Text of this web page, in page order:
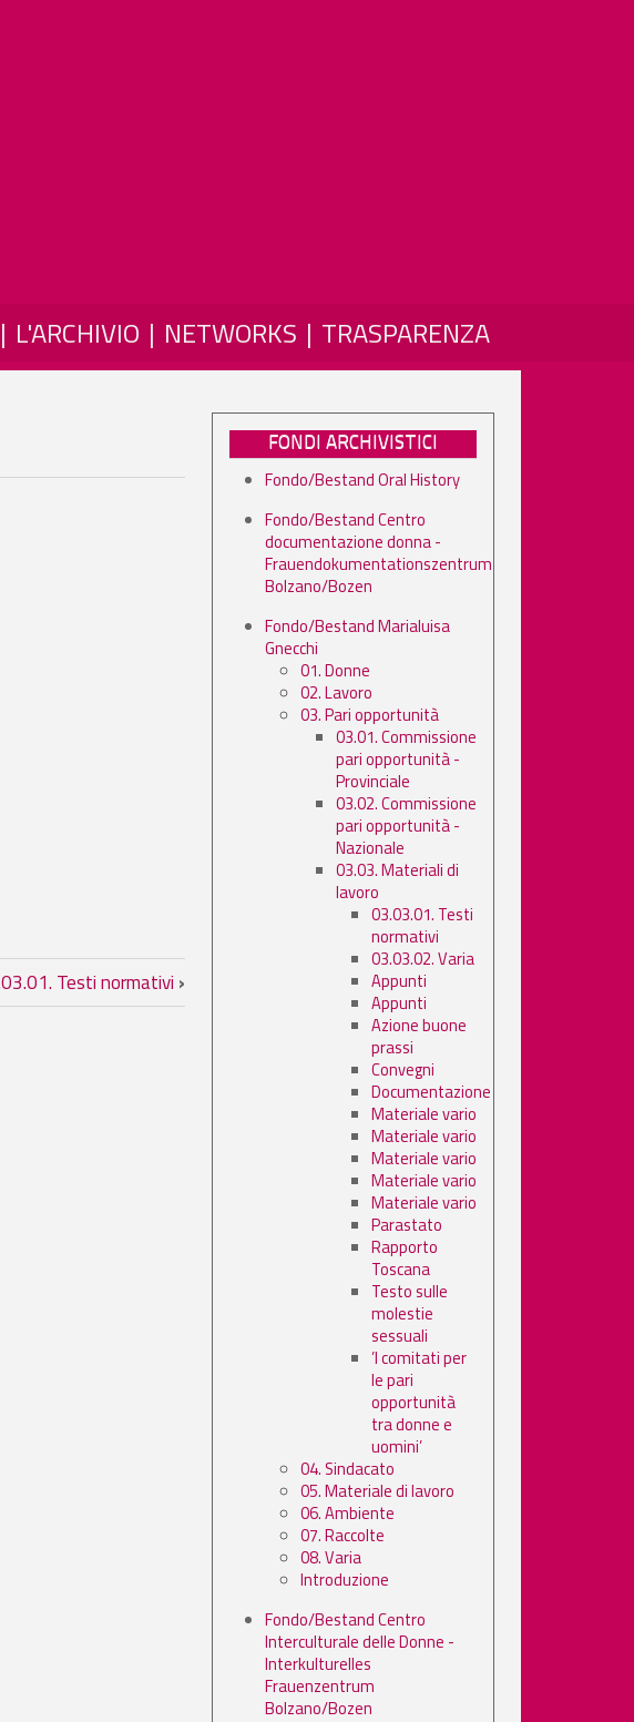
L'ARCHIVIO NETWORKS TRASPARENZA
di lavoro
Testi normativi ›
FONDI ARCHIVISTICI
Fondo/Bestand Oral History
Fondo/Bestand Centro
documentazione donna -
Frauendokumentationszentrum
Bolzano/Bozen
Fondo/Bestand Marialuisa
Gnecchi
01. Donne
02. Lavoro
03. Pari opportunità
03.01. Commissione
pari opportunità -
Provinciale
03.02. Commissione
pari opportunità -
Nazionale
03.03. Materiali di
lavoro
03.03.01. Testi
normativi
03.03.02. Varia
Appunti
Appunti
Azione buone
prassi
Convegni
Documentazione
Materiale vario
Materiale vario
Materiale vario
Materiale vario
Materiale vario
Parastato
Rapporto
Toscana
Testo sulle
molestie
sessuali
’I comitati per
le pari
opportunità
tra donne e
uomini’
04. Sindacato
05. Materiale di lavoro
06. Ambiente
07. Raccolte
08. Varia
Introduzione
Fondo/Bestand Centro
Interculturale delle Donne -
Interkulturelles
Frauenzentrum
Bolzano/Bozen